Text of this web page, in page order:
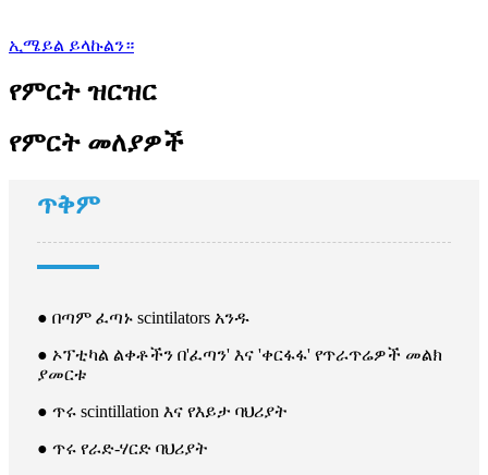
ኢሜይል ይላኩልን።
የምርት ዝርዝር
የምርት መለያዎች
ጥቅም
● በጣም ፈጣኑ scintilators አንዱ
● ኦፕቲካል ልቀቶችን በ'ፈጣን' እና 'ቀርፋፋ' የጥራጥሬዎች መልክ
ያመርቱ
● ጥሩ scintillation እና የእይታ ባህሪያት
● ጥሩ የራድ-ሃርድ ባህሪያት